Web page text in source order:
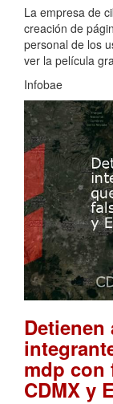
La empresa de
creación de
personal de los
ver la película
Infobae
mdp con
CDMX y